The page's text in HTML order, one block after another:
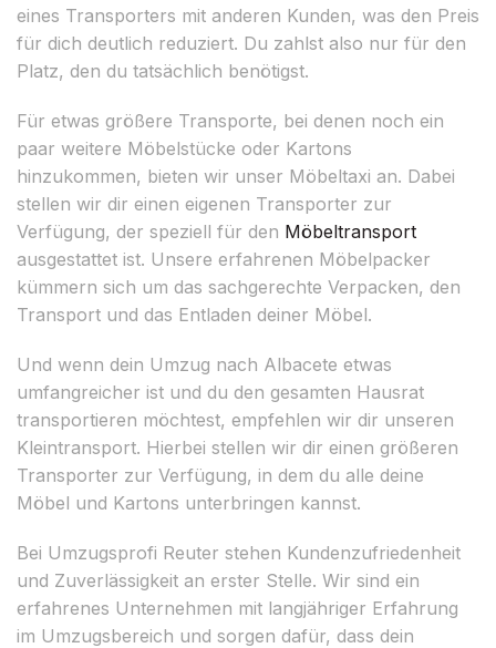
eines Transporters mit anderen Kunden, was den Preis
für dich deutlich reduziert. Du zahlst also nur für den
Platz, den du tatsächlich benötigst.
Für etwas größere Transporte, bei denen noch ein
paar weitere Möbelstücke oder Kartons
hinzukommen, bieten wir unser Möbeltaxi an. Dabei
stellen wir dir einen eigenen Transporter zur
Verfügung, der speziell für den Möbeltransport
ausgestattet ist. Unsere erfahrenen Möbelpacker
kümmern sich um das sachgerechte Verpacken, den
Transport und das Entladen deiner Möbel.
Und wenn dein Umzug nach Albacete etwas
umfangreicher ist und du den gesamten Hausrat
transportieren möchtest, empfehlen wir dir unseren
Kleintransport. Hierbei stellen wir dir einen größeren
Transporter zur Verfügung, in dem du alle deine
Möbel und Kartons unterbringen kannst.
Bei Umzugsprofi Reuter stehen Kundenzufriedenheit
und Zuverlässigkeit an erster Stelle. Wir sind ein
erfahrenes Unternehmen mit langjähriger Erfahrung
im Umzugsbereich und sorgen dafür, dass dein